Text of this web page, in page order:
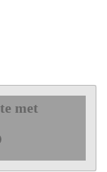
met